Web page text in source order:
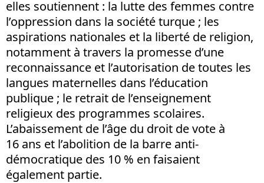
elles soutiennent : la lutte des femmes contre
l’oppression dans la société turque ; les
aspirations nationales et la liberté de religion,
notamment à travers la promesse d’une
reconnaissance et l’autorisation de toutes les
langues maternelles dans l’éducation
publique ; le retrait de l’enseignement
religieux des programmes scolaires.
L’abaissement de l’âge du droit de vote à
16 ans et l’abolition de la barre anti-
démocratique des 10 % en faisaient
également partie.